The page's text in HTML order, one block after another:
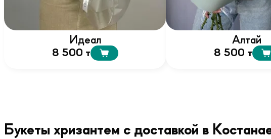
Идеал
8 500 т
Алтай
8 500 т
Букеты хризантем с доставкой в